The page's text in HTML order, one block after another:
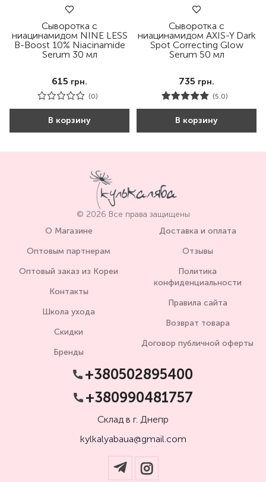
Сыворотка с
ниацинамидом NINE LESS
B-Boost 10% Niacinamide
Serum 30 мл
615 грн.
(0)
В корзину
Сыворотка с
ниацинамидом AXIS-Y Dark
Spot Correcting Glow
Serum 50 мл
735 грн.
(5.0)
В корзину
© 2026 Все права защищены
О Магазине
Оптовым партнерам
Оптовый заказ из Кореи
Контакты
Школа ухода
Скидки
Бренды
Доставка и оплата
Отзывы
Политика
конфиденциальности
Правила сайта
Возврат товара
Договор публичной оферты
+380502895400
+380990481757
Склад в г. Днепр
kylkalyabaua@gmail.com